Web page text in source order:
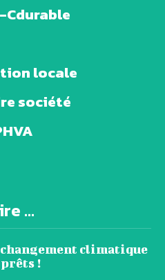
Cdurable
locale
société
...
climatique
prêts !